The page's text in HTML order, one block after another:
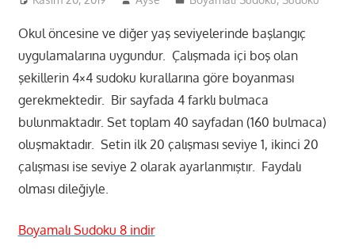
Okul öncesine ve diğer yaş seviyelerinde başlangıç
uygulamalarına uygundur. Çalışmada içi boş olan
şekillerin 4×4 sudoku kurallarına göre boyanması
gerekmektedir. Bir sayfada 4 farklı bulmaca
bulunmaktadır. Set toplam 40 sayfadan (160 bulmaca)
oluşmaktadır. Setin ilk 20 çalışması seviye 1, ikinci 20
çalışması ise seviye 2 olarak ayarlanmıştır. Faydalı
olması dileğiyle.
Boyamalı Sudoku 8 indir